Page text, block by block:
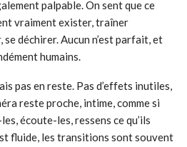
palpable. On sent que ce
vraiment exister, traîner
se déchirer. Aucun n’est parfait, et
humains.
pas en reste. Pas d’effets inutiles,
reste proche, intime, comme si
écoute-les, ressens ce qu’ils
fluide, les transitions sont souvent